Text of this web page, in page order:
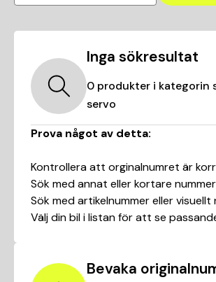
Inga sökresultat
0 produkter i kategorin
servo
Prova något av detta:
Kontrollera att orginalnumret är
Sök med annat eller kortare nummer
Sök med artikelnummer eller visuellt
Välj din bil i listan för att se
Bevaka